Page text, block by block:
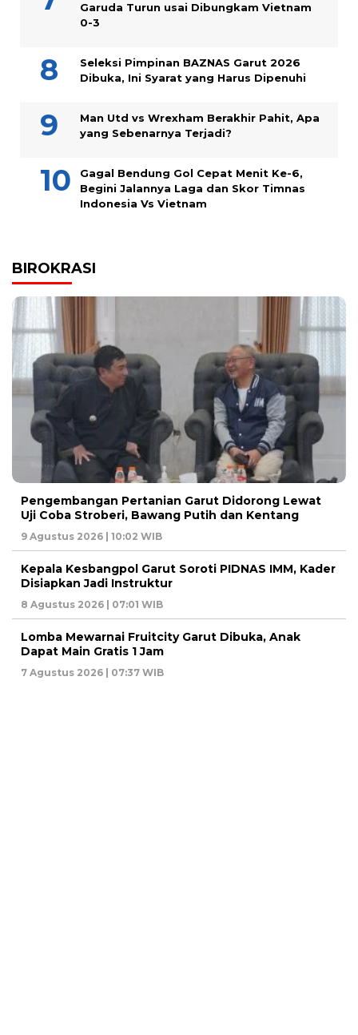
Garuda Turun usai Dibungkam Vietnam
0-3
Seleksi Pimpinan BAZNAS Garut 2026
Dibuka, Ini Syarat yang Harus Dipenuhi
Man Utd vs Wrexham Berakhir Pahit, Apa
yang Sebenarnya Terjadi?
Gagal Bendung Gol Cepat Menit Ke-6,
Begini Jalannya Laga dan Skor Timnas
Indonesia Vs Vietnam
BIROKRASI
Pengembangan Pertanian Garut Didorong Lewat
Uji Coba Stroberi, Bawang Putih dan Kentang
9 Agustus 2026 | 10:02 WIB
Kepala Kesbangpol Garut Soroti PIDNAS IMM, Kader
Disiapkan Jadi Instruktur
8 Agustus 2026 | 07:01 WIB
Lomba Mewarnai Fruitcity Garut Dibuka, Anak
Dapat Main Gratis 1 Jam
7 Agustus 2026 | 07:37 WIB